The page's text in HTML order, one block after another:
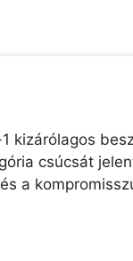
kizárólagos
csúcsát
a